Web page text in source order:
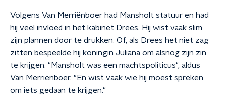
Volgens Van Merriënboer had Mansholt statuur en had
hij veel invloed in het kabinet Drees. Hij wist vaak slim
zijn plannen door te drukken. Of, als Drees het niet zag
zitten bespeelde hij koningin Juliana om alsnog zijn zin
te krijgen. "Mansholt was een machtspoliticus", aldus
Van Merriënboer. "En wist vaak wie hij moest spreken
om iets gedaan te krijgen."